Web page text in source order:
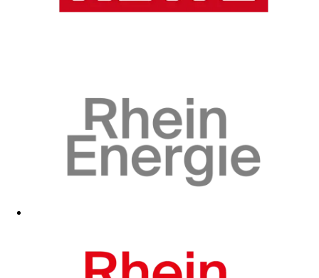
Zum Fanshop